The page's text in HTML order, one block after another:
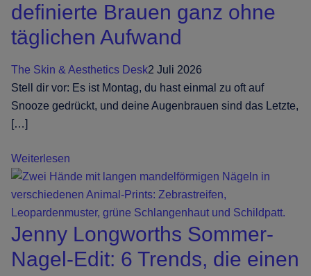
ganz
Sizilien
Nägel
und
Beauty
definierte Brauen ganz ohne
täglichen Aufwand
The Skin & Aesthetics Desk2 Juli 2026
Stell dir vor: Es ist Montag, du hast einmal zu oft auf
Snooze gedrückt, und deine Augenbrauen sind das Letzte,
[…]
Weiterlesen
färben:
definierte
Brauen
ganz
täglichen
Jenny Longworths Sommer-
Nagel-Edit: 6 Trends, die einen